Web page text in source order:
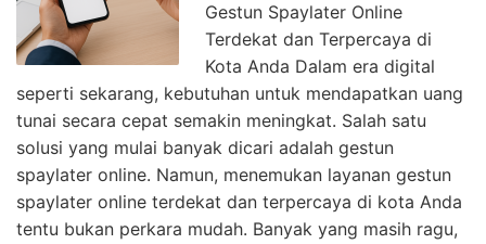
Gestun Spaylater Online
Terdekat dan Terpercaya di
Kota Anda Dalam era digital
seperti sekarang, kebutuhan untuk mendapatkan uang
tunai secara cepat semakin meningkat. Salah satu
solusi yang mulai banyak dicari adalah gestun
spaylater online. Namun, menemukan layanan gestun
spaylater online terdekat dan terpercaya di kota Anda
tentu bukan perkara mudah. Banyak yang masih ragu,